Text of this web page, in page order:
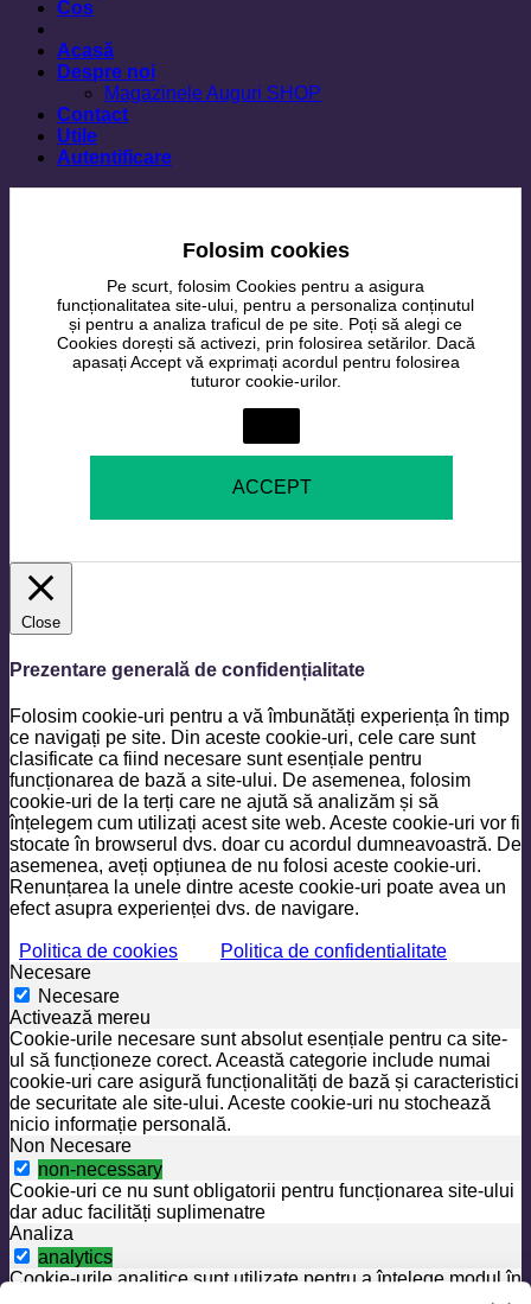
Cos
Acasă
Despre noi
Magazinele Auguri SHOP
Contact
Utile
Autentificare
Folosim cookies
Pe scurt, folosim Cookies pentru a asigura
funcționalitatea site-ului, pentru a personaliza conținutul
și pentru a analiza traficul de pe site. Poți să alegi ce
Cookies dorești să activezi, prin folosirea setărilor. Dacă
apasați Accept vă exprimați acordul pentru folosirea
tuturor cookie-urilor.
ACCEPT
Close
Prezentare generală de confidențialitate
Folosim cookie-uri pentru a vă îmbunătăți experiența în timp
ce navigați pe site. Din aceste cookie-uri, cele care sunt
clasificate ca fiind necesare sunt esențiale pentru
funcționarea de bază a site-ului. De asemenea, folosim
cookie-uri de la terți care ne ajută să analizăm și să
înțelegem cum utilizați acest site web. Aceste cookie-uri vor fi
stocate în browserul dvs. doar cu acordul dumneavoastră. De
asemenea, aveți opțiunea de nu folosi aceste cookie-uri.
Renunțarea la unele dintre aceste cookie-uri poate avea un
efect asupra experienței dvs. de navigare.
Politica de cookies
Politica de confidentialitate
Necesare
Necesare
Activează mereu
Cookie-urile necesare sunt absolut esențiale pentru ca site-
ul să funcționeze corect. Această categorie include numai
cookie-uri care asigură funcționalități de bază și caracteristici
de securitate ale site-ului. Aceste cookie-uri nu stochează
nicio informație personală.
Non Necesare
non-necessary
Cookie-uri ce nu sunt obligatorii pentru funcționarea site-ului
dar aduc facilități suplimenatre
Analiza
analytics
Cookie-urile analitice sunt utilizate pentru a înțelege modul în